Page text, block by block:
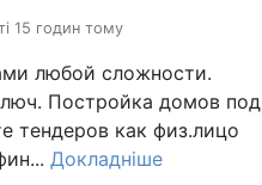
15 годин тому
любой сложности.
Постройка домов под
тендеров как физ.лицо
Докладніше